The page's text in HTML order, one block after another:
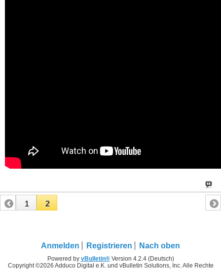
1 2
Anmelden Registrieren Nach oben
Powered by vBulletin®Version 4.2.4 (Deutsch)
Copyright ©2026 Adduco Digital e.K. und vBulletin Solutions, Inc. Alle Rechte